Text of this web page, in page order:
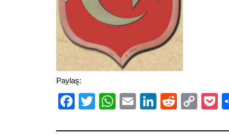
Paylaş:
Facebook
TwitterWhatsApp
EmailLinkedIn
Reddit